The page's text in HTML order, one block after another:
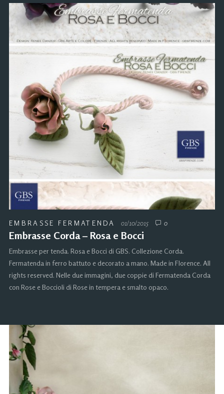
EMBRASSE FERMATENDA 01/10/2015 0
Embrasse Corda – Rosa e Bocci
Embrasse per tenda. Rosa e Bocci di GBS. Collezione Corda.
Fermatenda in ferro battuto e decorato a mano. Made in Florence. All
rights reserved. Nelle due immagini, due coppie di Fermatenda Corda
con Rose e Boccioli di Rose in tempera e smalto opaco.